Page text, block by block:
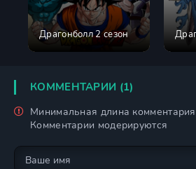
Драгонболл 2 сезон
КОММЕНТАРИИ (1)
Минимальная длина
Комментарии модерируются